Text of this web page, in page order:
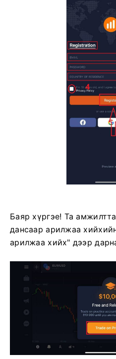
Баяр хүргэе! Та
дансаар арилжаа
арилжаа хийх" дээр